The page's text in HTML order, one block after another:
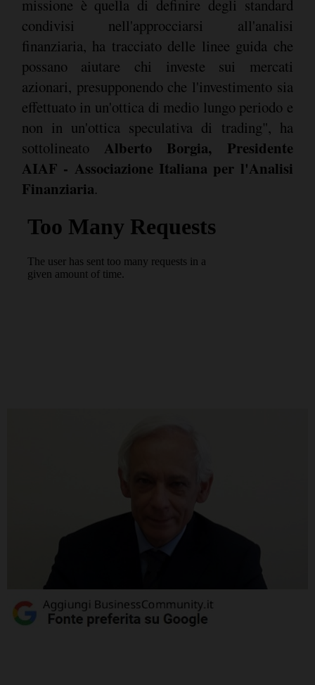
missione è quella di definire degli standard
condivisi nell'approcciarsi all'analisi
finanziaria, ha tracciato delle linee guida che
possano aiutare chi investe sui mercati
azionari, presupponendo che l'investimento sia
effettuato in un'ottica di medio lungo periodo e
non in un'ottica speculativa di trading", ha
sottolineatoAlberto Borgia, Presidente
AIAF - Associazione Italiana per l'Analisi
Finanziaria.